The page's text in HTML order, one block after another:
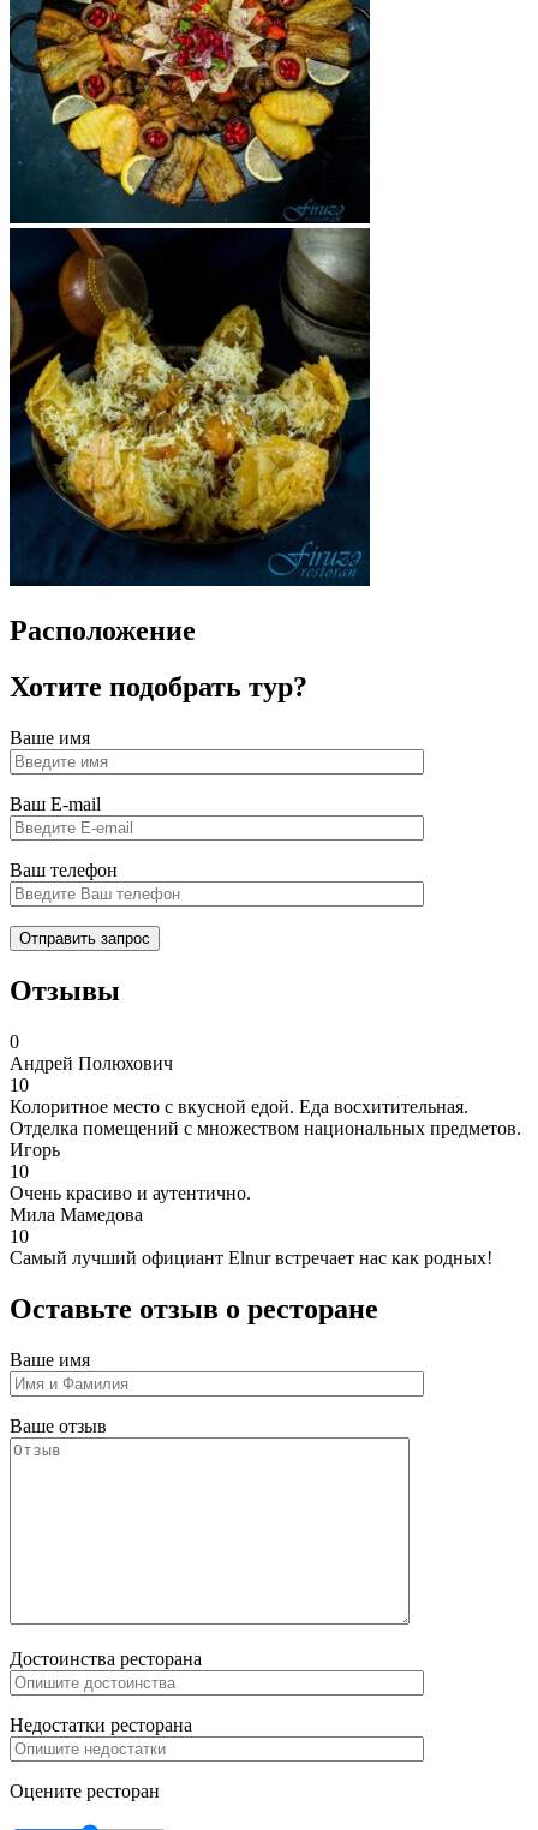
Расположение
Хотите подобрать тур?
Ваше имя
Ваш E-mail
Ваш телефон
Отзывы
0
Андрей Полюхович
10
Колоритное место с вкусной едой. Еда восхитительная.
Отделка помещений с множеством национальных предметов.
Игорь
10
Очень красиво и аутентично.
Мила Мамедова
10
Самый лучший официант Elnur встречает нас как родных!
Оставьте отзыв о ресторане
Ваше имя
Ваше отзыв
Достоинства ресторана
Недостатки ресторана
Оцените ресторан